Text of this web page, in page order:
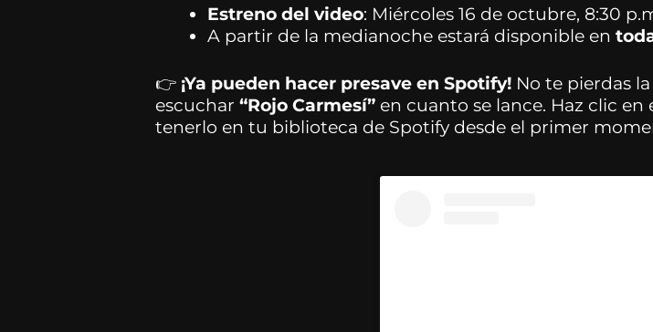
Estreno del video: Miércoles 16 de octubre, 8:30
A partir de la medianoche estará disponible en
👉 ¡Ya pueden hacer presave en Spotify! No te pierdas
escuchar “Rojo Carmesí” en cuanto se lance. Haz clic
tenerlo en tu biblioteca de Spotify desde el primer